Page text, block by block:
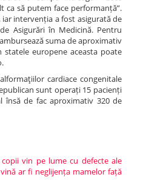
ca să putem face performanță”.
intervenția a fost asigurată de
Asigurări în Medicină. Pentru
suma de aproximativ
europene aceasta poate
cardiace congenitale
sunt operați 15 pacienți
însă de fac aproximativ 320 de
vin pe lume cu defecte ale
ar fi neglijența mamelor față